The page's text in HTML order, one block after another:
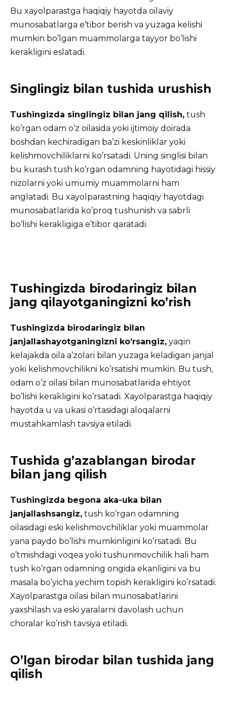
Bu xayolparastga haqiqiy hayotda oilaviy
munosabatlarga e’tibor berish va yuzaga kelishi
mumkin bo’lgan muammolarga tayyor bo’lishi
kerakligini eslatadi.
Singlingiz bilan tushida urushish
Tushingizda singlingiz bilan jang qilish, tush
ko’rgan odam o’z oilasida yoki ijtimoiy doirada
boshdan kechiradigan ba’zi keskinliklar yoki
kelishmovchiliklarni ko’rsatadi. Uning singlisi bilan
bu kurash tush ko’rgan odamning hayotidagi hissiy
nizolarni yoki umumiy muammolarni ham
anglatadi. Bu xayolparastning haqiqiy hayotdagi
munosabatlarida ko’proq tushunish va sabrli
bo’lishi kerakligiga e’tibor qaratadi.
Tushingizda birodaringiz bilan
jang qilayotganingizni ko’rish
Tushingizda birodaringiz bilan
janjallashayotganingizni ko’rsangiz, yaqin
kelajakda oila a’zolari bilan yuzaga keladigan janjal
yoki kelishmovchilikni ko’rsatishi mumkin. Bu tush,
odam o’z oilasi bilan munosabatlarida ehtiyot
bo’lishi kerakligini ko’rsatadi. Xayolparastga haqiqiy
hayotda u va ukasi o’rtasidagi aloqalarni
mustahkamlash tavsiya etiladi.
Tushida g’azablangan birodar
bilan jang qilish
Tushingizda begona aka-uka bilan
janjallashsangiz, tush ko’rgan odamning
oilasidagi eski kelishmovchiliklar yoki muammolar
yana paydo bo’lishi mumkinligini ko’rsatadi. Bu
o’tmishdagi voqea yoki tushunmovchilik hali ham
tush ko’rgan odamning ongida ekanligini va bu
masala bo’yicha yechim topish kerakligini ko’rsatadi.
Xayolparastga oilasi bilan munosabatlarini
yaxshilash va eski yaralarni davolash uchun
choralar ko’rish tavsiya etiladi.
O’lgan birodar bilan tushida jang
qilish